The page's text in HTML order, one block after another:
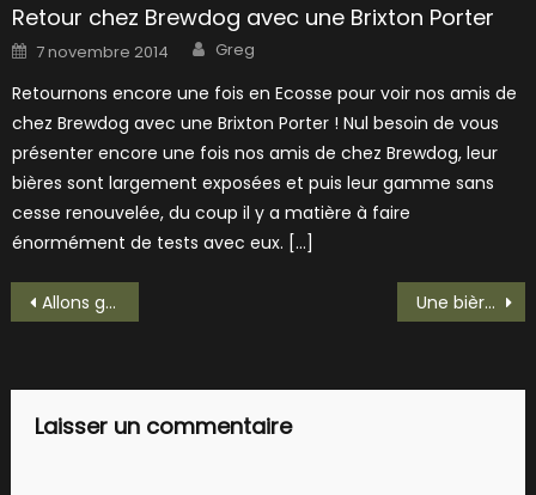
Retour chez Brewdog avec une Brixton Porter
Posted
on
7 novembre 2014 Author
Greg
Retournons encore une fois en Ecosse pour voir nos amis de
chez Brewdog avec une Brixton Porter ! Nul besoin de vous
présenter encore une fois nos amis de chez Brewdog, leur
bières sont largement exposées et puis leur gamme sans
cesse renouvelée, du coup il y a matière à faire
énormément de tests avec eux. […]
Navigation
l’article
Allons goûter une bière blonde de Mme Dusse! Une bière Serbe, la Melissa de chez Kabinet!
Laisser un commentaire